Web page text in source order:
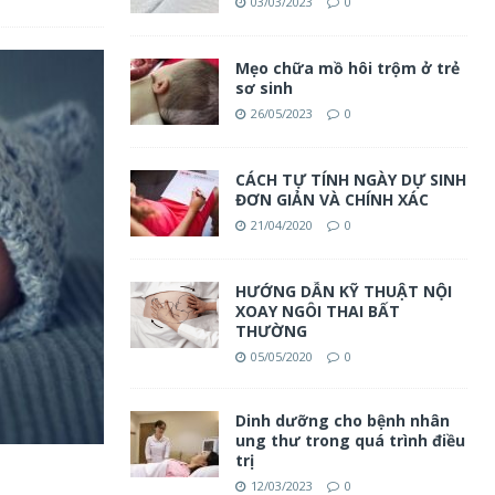
Mẹo chữa mồ hôi trộm ở trẻ
sơ sinh
26/05/2023 0
CÁCH TỰ TÍNH NGÀY DỰ SINH
ĐƠN GIẢN VÀ CHÍNH XÁC
21/04/2020 0
HƯỚNG DẪN KỸ THUẬT NỘI
XOAY NGÔI THAI BẤT
THƯỜNG
05/05/2020 0
Dinh dưỡng cho bệnh nhân
ung thư trong quá trình điều
trị
12/03/2023 0